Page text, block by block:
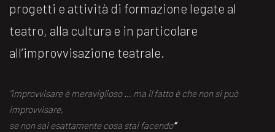
progetti e attività di formazione legate al
teatro, alla cultura e in particolare
all’improvvisazione teatrale.
“improvvisare è meraviglioso … ma il fatto è che non si può
improvvisare,
se non sai esattamente cosa stai facendo“